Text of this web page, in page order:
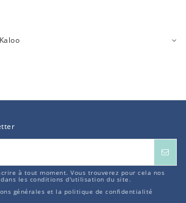
à tout moment. Vous trouverez pour cela nos
les conditions d'utilisation du site.
générales et la politique de confidentialité